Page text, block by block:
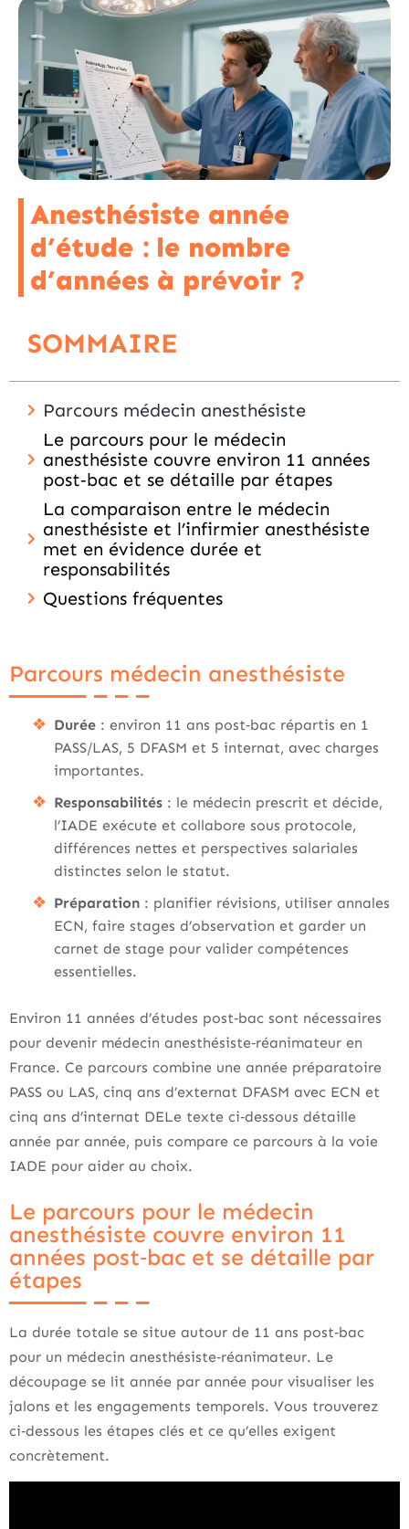
Anesthésiste année
d’étude : le nombre
d’années à prévoir ?
SOMMAIRE
Parcours médecin anesthésiste
Le parcours pour le médecin
anesthésiste couvre environ 11 années
post‑bac et se détaille par étapes
La comparaison entre le médecin
anesthésiste et l’infirmier anesthésiste
met en évidence durée et
responsabilités
Questions fréquentes
Parcours médecin anesthésiste
Durée : environ 11 ans post‑bac répartis en 1
PASS/LAS, 5 DFASM et 5 internat, avec charges
importantes.
Responsabilités : le médecin prescrit et décide,
l’IADE exécute et collabore sous protocole,
différences nettes et perspectives salariales
distinctes selon le statut.
Préparation : planifier révisions, utiliser annales
ECN, faire stages d’observation et garder un
carnet de stage pour valider compétences
essentielles.
Environ 11 années d’études post‑bac sont nécessaires
pour devenir médecin anesthésiste‑réanimateur en
France. Ce parcours combine une année préparatoire
PASS ou LAS, cinq ans d’externat DFASM avec ECN et
cinq ans d’internat DELe texte ci‑dessous détaille
année par année, puis compare ce parcours à la voie
IADE pour aider au choix.
Le parcours pour le médecin
anesthésiste couvre environ 11
années post‑bac et se détaille par
étapes
La durée totale se situe autour de 11 ans post‑bac
pour un médecin anesthésiste‑réanimateur. Le
découpage se lit année par année pour visualiser les
jalons et les engagements temporels. Vous trouverez
ci‑dessous les étapes clés et ce qu’elles exigent
concrètement.